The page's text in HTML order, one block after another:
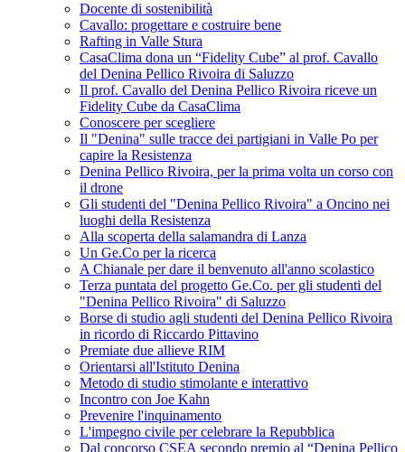
Docente di sostenibilità
Cavallo: progettare e costruire bene
Rafting in Valle Stura
CasaClima dona un “Fidelity Cube” al prof. Cavallo
del Denina Pellico Rivoira di Saluzzo
Il prof. Cavallo del Denina Pellico Rivoira riceve un
Fidelity Cube da CasaClima
Conoscere per scegliere
Il "Denina" sulle tracce dei partigiani in Valle Po per
capire la Resistenza
Denina Pellico Rivoira, per la prima volta un corso con
il drone
Gli studenti del "Denina Pellico Rivoira" a Oncino nei
luoghi della Resistenza
Alla scoperta della salamandra di Lanza
Un Ge.Co per la ricerca
A Chianale per dare il benvenuto all'anno scolastico
Terza puntata del progetto Ge.Co. per gli studenti del
"Denina Pellico Rivoira" di Saluzzo
Borse di studio agli studenti del Denina Pellico Rivoira
in ricordo di Riccardo Pittavino
Premiate due allieve RIM
Orientarsi all'Istituto Denina
Metodo di studio stimolante e interattivo
Incontro con Joe Kahn
Prevenire l'inquinamento
L'impegno civile per celebrare la Repubblica
Dal concorso CSEA secondo premio al “Denina Pellico